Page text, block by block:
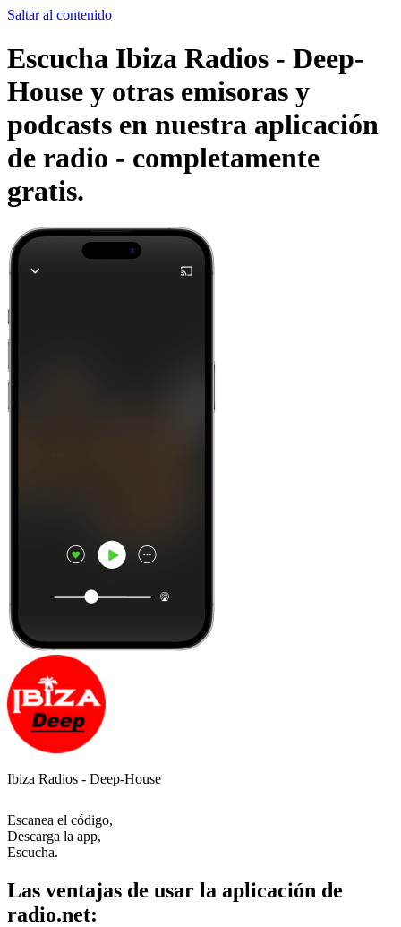
Saltar al contenido
Escucha Ibiza Radios - Deep-
House y otras emisoras y
podcasts en nuestra aplicación
de radio - completamente
gratis.
Ibiza Radios - Deep-House
Escanea el código,
Descarga la app,
Escucha.
Las ventajas de usar la aplicación de
radio.net: